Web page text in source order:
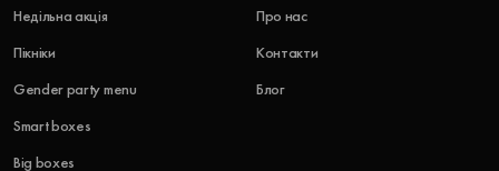
Недільна акція
Пікніки
Gender party menu
Smart boxes
Big boxes
Про нас
Контакти
Блог